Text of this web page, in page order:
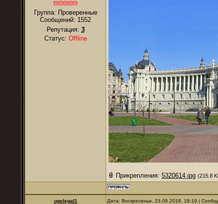
Группа: Проверенные
Сообщений: 1552
Репутация: 3
Статус: Offline
Прикрепления: 5320614.jpg (215.8
ugelegal1 Дата: Воскресенье, 23.09.2018, 18:19 |